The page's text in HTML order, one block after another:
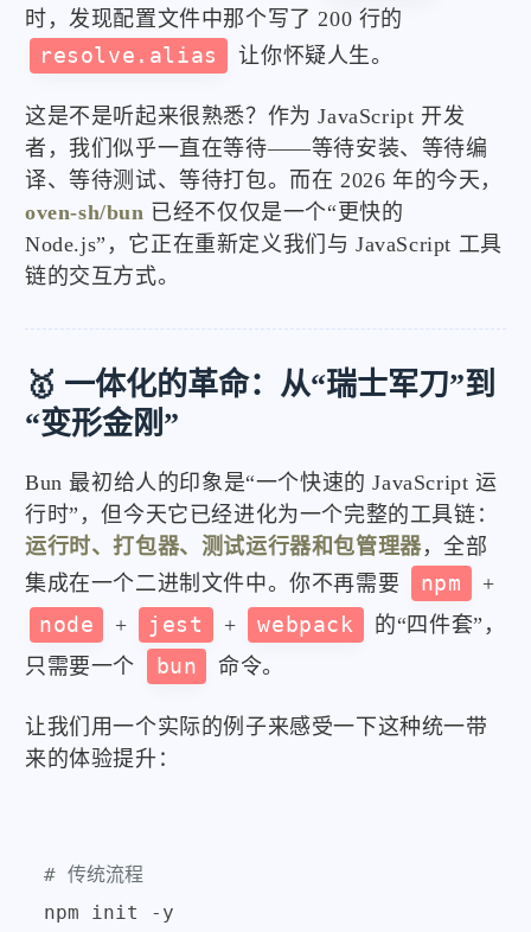
时，发现配置文件中那个写了 200 行的
resolve.alias
让你怀疑人生。
这是不是听起来很熟悉？作为 JavaScript 开发
者，我们似乎一直在等待——等待安装、等待编
译、等待测试、等待打包。而在 2026 年的今天，
oven-sh/bun 已经不仅仅是一个“更快的
Node.js”，它正在重新定义我们与 JavaScript 工具
链的交互方式。
🥇 一体化的革命：从“瑞士军刀”到
“变形金刚”
Bun 最初给人的印象是“一个快速的 JavaScript 运
行时”，但今天它已经进化为一个完整的工具链：
运行时、打包器、测试运行器和包管理器，全部
集成在一个二进制文件中。你不再需要
npm
+
node
+ jest + webpack
的“四件套”，
只需要一个
bun 命令。
让我们用一个实际的例子来感受一下这种统一带
来的体验提升：
# 传统流程
npm init -y